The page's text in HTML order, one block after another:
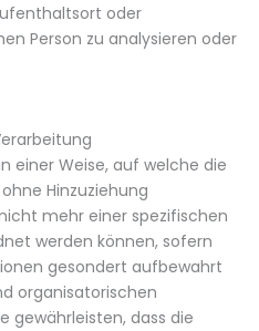
oder
Person zu analysieren oder
einer Weise, auf welche die
Hinzuziehung
mehr einer spezifischen
werden können, sofern
gesondert aufbewahrt
organisatorischen
gewährleisten, dass die